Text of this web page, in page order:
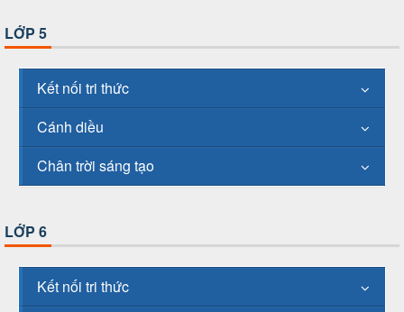
LỚP 5
Kết nối tri thức
Cánh diều
Chân trời sáng tạo
LỚP 6
Kết nối tri thức